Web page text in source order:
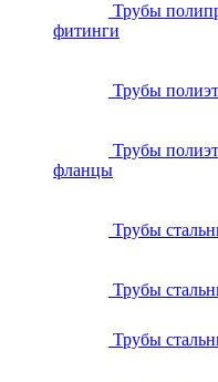
Трубы
фитинги
Трубы
Трубы
фланцы
Трубы
Трубы
Трубы